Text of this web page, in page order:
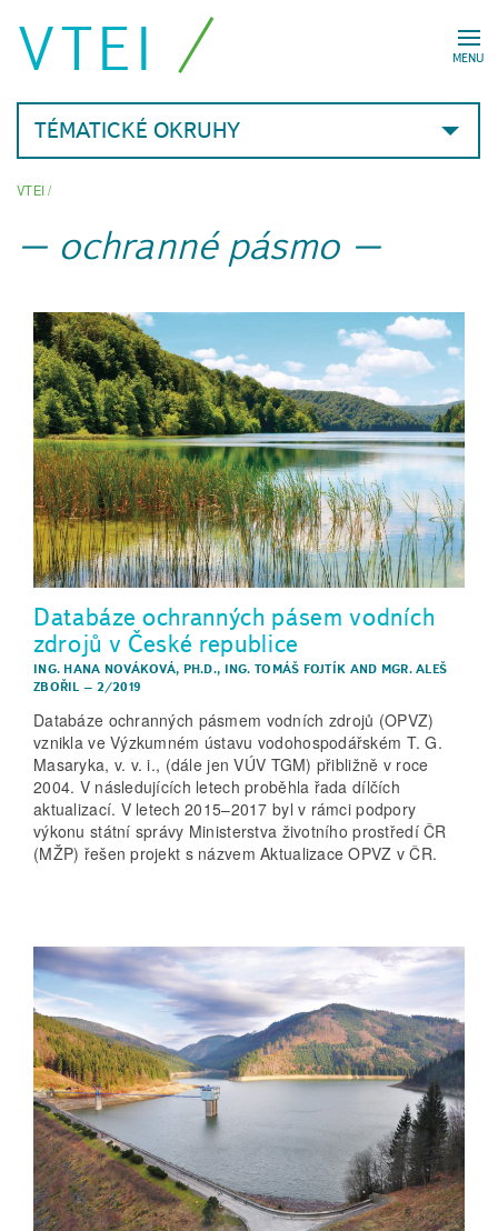
MENU
VTEI
TÉMATICKÉ OKRUHY
VTEI/
ochranné pásmo
Databáze ochranných pásem vodních
zdrojů v České republice
ING. HANA NOVÁKOVÁ, PH.D., ING. TOMÁŠ FOJTÍK AND MGR. ALEŠ
ZBOŘIL – 2/2019
Databáze ochranných pásmem vodních zdrojů (OPVZ)
vznikla ve Výzkumném ústavu vodohospodářském T. G.
Masaryka, v. v. i., (dále jen VÚV TGM) přibližně v roce
2004. V následujících letech proběhla řada dílčích
aktualizací. V letech 2015–2017 byl v rámci podpory
výkonu státní správy Ministerstva životního prostředí ČR
(MŽP) řešen projekt s názvem Aktualizace OPVZ v ČR.